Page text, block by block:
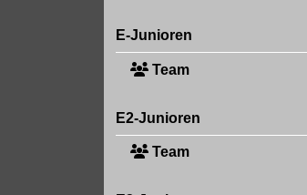
E-Junioren
Team
E2-Junioren
Team